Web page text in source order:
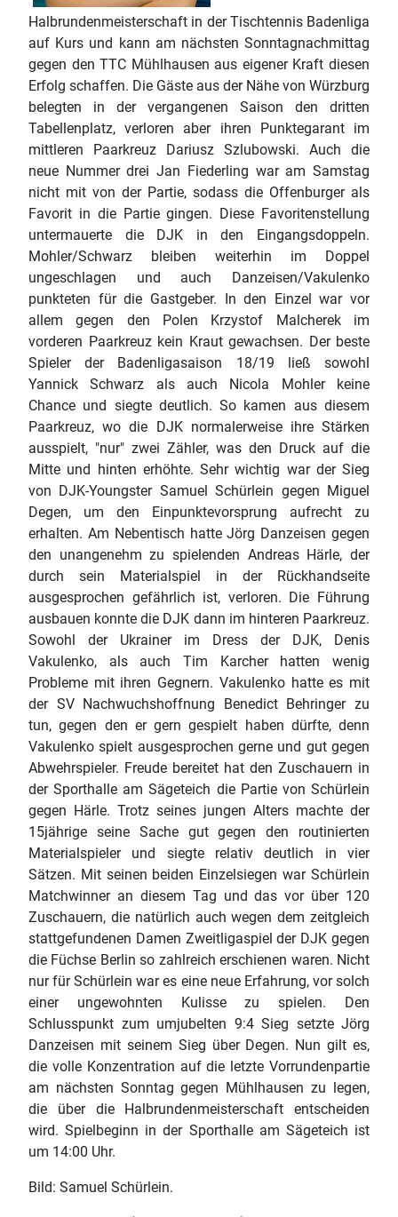
Halbrundenmeisterschaft in der Tischtennis Badenliga
auf Kurs und kann am nächsten Sonntagnachmittag
gegen den TTC Mühlhausen aus eigener Kraft diesen
Erfolg schaffen. Die Gäste aus der Nähe von Würzburg
belegten in der vergangenen Saison den dritten
Tabellenplatz, verloren aber ihren Punktegarant im
mittleren Paarkreuz Dariusz Szlubowski. Auch die
neue Nummer drei Jan Fiederling war am Samstag
nicht mit von der Partie, sodass die Offenburger als
Favorit in die Partie gingen. Diese Favoritenstellung
untermauerte die DJK in den Eingangsdoppeln.
Mohler/Schwarz bleiben weiterhin im Doppel
ungeschlagen und auch Danzeisen/Vakulenko
punkteten für die Gastgeber. In den Einzel war vor
allem gegen den Polen Krzystof Malcherek im
vorderen Paarkreuz kein Kraut gewachsen. Der beste
Spieler der Badenligasaison 18/19 ließ sowohl
Yannick Schwarz als auch Nicola Mohler keine
Chance und siegte deutlich. So kamen aus diesem
Paarkreuz, wo die DJK normalerweise ihre Stärken
ausspielt, "nur" zwei Zähler, was den Druck auf die
Mitte und hinten erhöhte. Sehr wichtig war der Sieg
von DJK-Youngster Samuel Schürlein gegen Miguel
Degen, um den Einpunktevorsprung aufrecht zu
erhalten. Am Nebentisch hatte Jörg Danzeisen gegen
den unangenehm zu spielenden Andreas Härle, der
durch sein Materialspiel in der Rückhandseite
ausgesprochen gefährlich ist, verloren. Die Führung
ausbauen konnte die DJK dann im hinteren Paarkreuz.
Sowohl der Ukrainer im Dress der DJK, Denis
Vakulenko, als auch Tim Karcher hatten wenig
Probleme mit ihren Gegnern. Vakulenko hatte es mit
der SV Nachwuchshoffnung Benedict Behringer zu
tun, gegen den er gern gespielt haben dürfte, denn
Vakulenko spielt ausgesprochen gerne und gut gegen
Abwehrspieler. Freude bereitet hat den Zuschauern in
der Sporthalle am Sägeteich die Partie von Schürlein
gegen Härle. Trotz seines jungen Alters machte der
15jährige seine Sache gut gegen den routinierten
Materialspieler und siegte relativ deutlich in vier
Sätzen. Mit seinen beiden Einzelsiegen war Schürlein
Matchwinner an diesem Tag und das vor über 120
Zuschauern, die natürlich auch wegen dem zeitgleich
stattgefundenen Damen Zweitligaspiel der DJK gegen
die Füchse Berlin so zahlreich erschienen waren. Nicht
nur für Schürlein war es eine neue Erfahrung, vor solch
einer ungewohnten Kulisse zu spielen. Den
Schlusspunkt zum umjubelten 9:4 Sieg setzte Jörg
Danzeisen mit seinem Sieg über Degen. Nun gilt es,
die volle Konzentration auf die letzte Vorrundenpartie
am nächsten Sonntag gegen Mühlhausen zu legen,
die über die Halbrundenmeisterschaft entscheiden
wird. Spielbeginn in der Sporthalle am Sägeteich ist
um 14:00 Uhr.
Bild: Samuel Schürlein.